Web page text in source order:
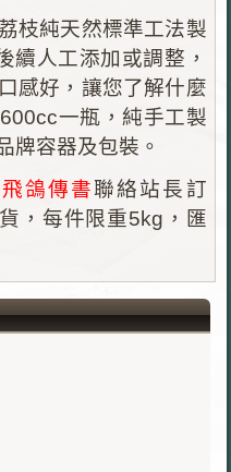
枝純天然標準工法製
續人工添加或調整，
感好，讓您了解什麼
一瓶，純手工製
牌容器及包裝。
飛鴿傳書聯絡站長訂
，每件限重5kg，匯